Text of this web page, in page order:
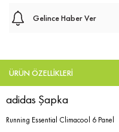
Gelince Haber Ver
ÜRÜN ÖZELLIKLERI
adidas Şapka
Running Essential Climacool 6 Panel